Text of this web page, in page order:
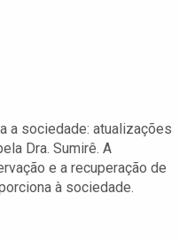
a sociedade: atualizações
Dra. Sumirê. A
e a recuperação de
à sociedade.